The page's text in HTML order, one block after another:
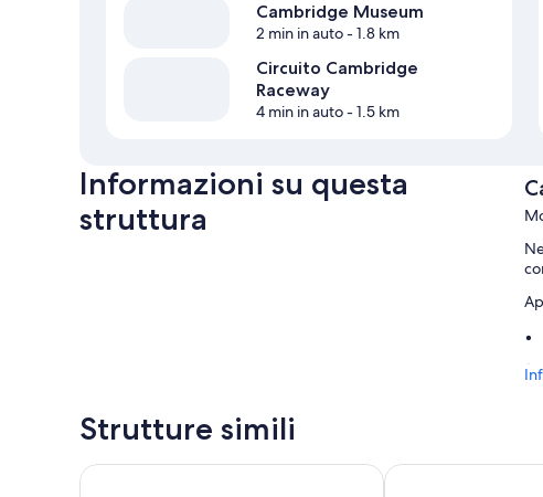
Cambridge Museum
2 min in auto- 1.8 km
Circuito Cambridge
Raceway
4 min in auto- 1.5 km
Informazioni su questa
struttura
Strutture simili
Podium Lodge Kelly Rd Cambridge